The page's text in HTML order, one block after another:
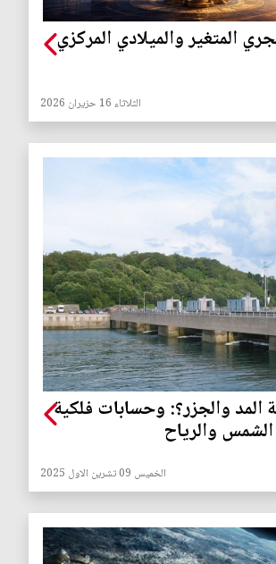
المتغير والميلادي المركزي
الثلاثاء 16 حزيران 2026
المد والجزر؟: وحسابات فلكية
والرياح
الخميس 09 تشرين الاول 2025